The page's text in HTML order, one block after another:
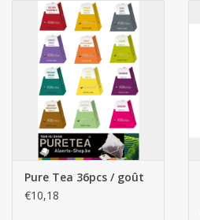
Pure Tea 36pcs / goût
€10,18